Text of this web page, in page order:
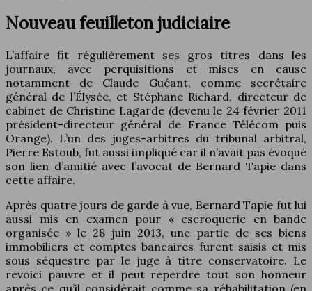
Nouveau feuilleton judiciaire
L’affaire fit régulièrement ses gros titres dans les
journaux, avec perquisitions et mises en cause
notamment de Claude Guéant, comme secrétaire
général de l’Élysée, et Stéphane Richard, directeur de
cabinet de Christine Lagarde (devenu le 24 février 2011
président-directeur général de France Télécom puis
Orange). L’un des juges-arbitres du tribunal arbitral,
Pierre Estoub, fut aussi impliqué car il n’avait pas évoqué
son lien d’amitié avec l’avocat de Bernard Tapie dans
cette affaire.
Après quatre jours de garde à vue, Bernard Tapie fut lui
aussi mis en examen pour « escroquerie en bande
organisée » le 28 juin 2013, une partie de ses biens
immobiliers et comptes bancaires furent saisis et mis
sous séquestre par le juge à titre conservatoire. Le
revoici pauvre et il peut reperdre tout son honneur